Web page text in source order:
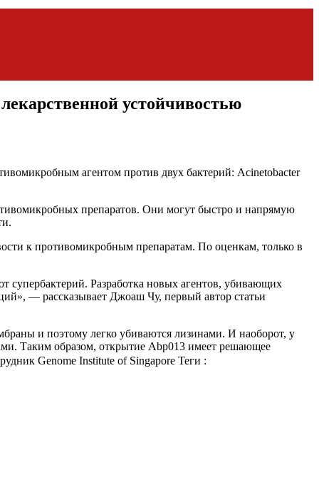
устойчивостью
агентом против двух бактерий: Acinetobacter
препаратов. Они могут быстро и напрямую
к противомикробным препаратам. По оценкам, только в
супербактерий. Разработка новых агентов, убивающих
— рассказывает Джоаш Чу, первый автор статьи
и поэтому легко убиваются лизинами. И наоборот, у
Таким образом, открытие Abp013 имеет решающее
Genome Institute of Singapore Теги :